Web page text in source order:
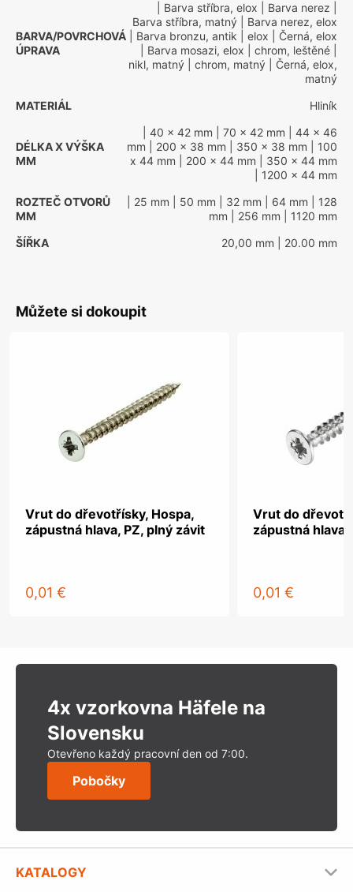
BARVA/POVRCHOVÁ
ÚPRAVA
| Barva stříbra, elox | Barva nerez
Barva stříbra, matný | Barva nerez, elox
| Barva bronzu, antik | elox | Černá, elox
| Barva mosazi, elox | chrom, leštěné
nikl, matný | chrom, matný | Černá, elox,
matný
MATERIÁL
Hliník
DÉLKA X VÝŠKA
MM
| 40 x 42 mm | 70 x 42 mm | 44 x 46
mm | 200 x 38 mm | 350 x 38 mm | 100
x 44 mm | 200 x 44 mm | 350 x 44 mm
| 1200 x 44 mm
ROZTEČ OTVORŮ
MM
| 25 mm | 50 mm | 32 mm | 64 mm | 128
mm | 256 mm | 1120 mm
ŠÍŘKA
20,00 mm | 20.00 mm
Můžete si dokoupit
Vrut do dřevotřísky, Hospa,
zápustná hlava, PZ, plný závit
0,01 €
Vrut do
zápustná hlava,
0,01 €
4x vzorkovna Häfele na
Slovensku
Otevřeno každý pracovní den od 7:00.
Pobočky
KATALOGY